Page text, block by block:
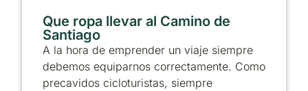
Que ropa llevar al Camino de
Santiago
A la hora de emprender un viaje siempre
debemos equiparnos correctamente. Como
precavidos cicloturistas, siempre